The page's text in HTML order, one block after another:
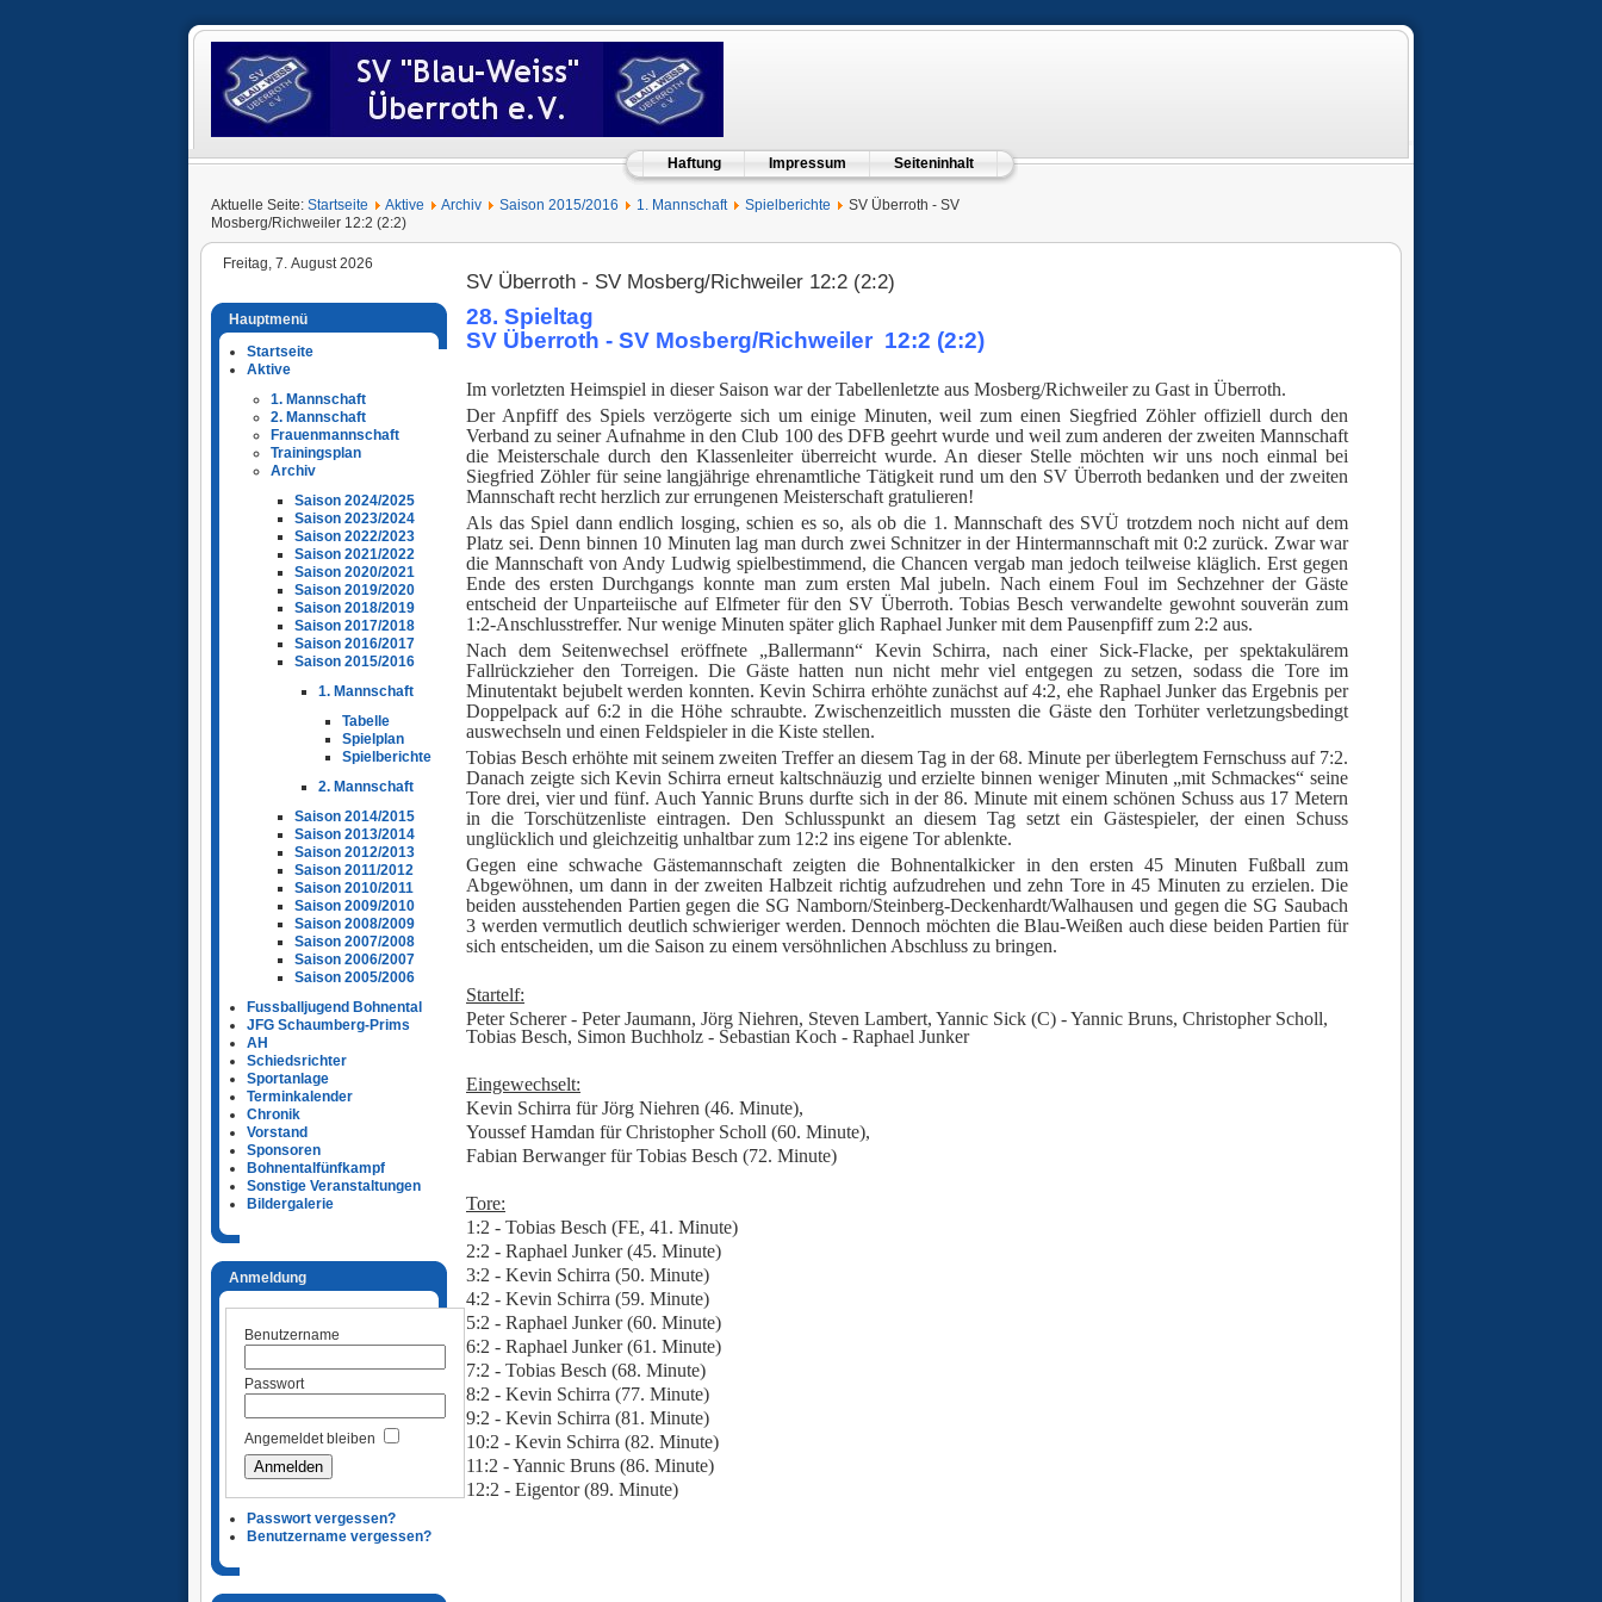
Haftung Impressum Seiteninhalt
Aktuelle Seite: Startseite Aktive Archiv Saison 2015/2016 1. Mannschaft Spielberichte
SV Überroth - SV
Mosberg/Richweiler 12:2 (2:2)
Freitag, 7. August 2026
Hauptmenü
Startseite
Aktive
1. Mannschaft
2. Mannschaft
Frauenmannschaft
Trainingsplan
Archiv
Saison 2024/2025
Saison 2023/2024
Saison 2022/2023
Saison 2021/2022
Saison 2020/2021
Saison 2019/2020
Saison 2018/2019
Saison 2017/2018
Saison 2016/2017
Saison 2015/2016
1. Mannschaft
Tabelle
Spielplan
Spielberichte
2. Mannschaft
Saison 2014/2015
Saison 2013/2014
Saison 2012/2013
Saison 2011/2012
Saison 2010/2011
Saison 2009/2010
Saison 2008/2009
Saison 2007/2008
Saison 2006/2007
Saison 2005/2006
Fussballjugend Bohnental
JFG Schaumberg-Prims
AH
Schiedsrichter
Sportanlage
Terminkalender
Chronik
Vorstand
Sponsoren
Bohnentalfünfkampf
Sonstige Veranstaltungen
Bildergalerie
Anmeldung
Benutzername
Passwort
Angemeldet bleiben
Passwort vergessen?
Benutzername vergessen?
SV Überroth - SV Mosberg/Richweiler 12:2 (2:2)
28. Spieltag
SV Überroth - SV Mosberg/Richweiler 12:2 (2:2)
Im vorletzten Heimspiel in dieser Saison war der Tabellenletzte aus Mosberg/Richweiler zu Gast in Überroth.
Der Anpfiff des Spiels verzögerte sich um einige Minuten, weil zum einen Siegfried Zöhler offiziell durch den
Verband zu seiner Aufnahme in den Club 100 des DFB geehrt wurde und weil zum anderen der zweiten Mannschaft
die Meisterschale durch den Klassenleiter überreicht wurde. An dieser Stelle möchten wir uns noch einmal bei
Siegfried Zöhler für seine langjährige ehrenamtliche Tätigkeit rund um den SV Überroth bedanken und der zweiten
Mannschaft recht herzlich zur errungenen Meisterschaft gratulieren!
Als das Spiel dann endlich losging, schien es so, als ob die 1. Mannschaft des SVÜ trotzdem noch nicht auf dem
Platz sei. Denn binnen 10 Minuten lag man durch zwei Schnitzer in der Hintermannschaft mit 0:2 zurück. Zwar war
die Mannschaft von Andy Ludwig spielbestimmend, die Chancen vergab man jedoch teilweise kläglich. Erst gegen
Ende des ersten Durchgangs konnte man zum ersten Mal jubeln. Nach einem Foul im Sechzehner der Gäste
entscheid der Unparteiische auf Elfmeter für den SV Überroth. Tobias Besch verwandelte gewohnt souverän zum
1:2-Anschlusstreffer. Nur wenige Minuten später glich Raphael Junker mit dem Pausenpfiff zum 2:2 aus.
Nach dem Seitenwechsel eröffnete „Ballermann“ Kevin Schirra, nach einer Sick-Flacke, per spektakulärem
Fallrückzieher den Torreigen. Die Gäste hatten nun nicht mehr viel entgegen zu setzen, sodass die Tore im
Minutentakt bejubelt werden konnten. Kevin Schirra erhöhte zunächst auf 4:2, ehe Raphael Junker das Ergebnis per
Doppelpack auf 6:2 in die Höhe schraubte. Zwischenzeitlich mussten die Gäste den Torhüter verletzungsbedingt
auswechseln und einen Feldspieler in die Kiste stellen.
Tobias Besch erhöhte mit seinem zweiten Treffer an diesem Tag in der 68. Minute per überlegtem Fernschuss auf 7:2.
Danach zeigte sich Kevin Schirra erneut kaltschnäuzig und erzielte binnen weniger Minuten „mit Schmackes“ seine
Tore drei, vier und fünf. Auch Yannic Bruns durfte sich in der 86. Minute mit einem schönen Schuss aus 17 Metern
in die Torschützenliste eintragen. Den Schlusspunkt an diesem Tag setzt ein Gästespieler, der einen Schuss
unglücklich und gleichzeitig unhaltbar zum 12:2 ins eigene Tor ablenkte.
Gegen eine schwache Gästemannschaft zeigten die Bohnentalkicker in den ersten 45 Minuten Fußball zum
Abgewöhnen, um dann in der zweiten Halbzeit richtig aufzudrehen und zehn Tore in 45 Minuten zu erzielen. Die
beiden ausstehenden Partien gegen die SG Namborn/Steinberg-Deckenhardt/Walhausen und gegen die SG Saubach
3 werden vermutlich deutlich schwieriger werden. Dennoch möchten die Blau-Weißen auch diese beiden Partien für
sich entscheiden, um die Saison zu einem versöhnlichen Abschluss zu bringen.
Startelf:
Peter Scherer - Peter Jaumann, Jörg Niehren, Steven Lambert, Yannic Sick (C) - Yannic Bruns, Christopher Scholl,
Tobias Besch, Simon Buchholz - Sebastian Koch - Raphael Junker
Eingewechselt:
Kevin Schirra für Jörg Niehren (46. Minute),
Youssef Hamdan für Christopher Scholl (60. Minute),
Fabian Berwanger für Tobias Besch (72. Minute)
Tore:
1:2 - Tobias Besch (FE, 41. Minute)
2:2 - Raphael Junker (45. Minute)
3:2 - Kevin Schirra (50. Minute)
4:2 - Kevin Schirra (59. Minute)
5:2 - Raphael Junker (60. Minute)
6:2 - Raphael Junker (61. Minute)
7:2 - Tobias Besch (68. Minute)
8:2 - Kevin Schirra (77. Minute)
9:2 - Kevin Schirra (81. Minute)
10:2 - Kevin Schirra (82. Minute)
11:2 - Yannic Bruns (86. Minute)
12:2 - Eigentor (89. Minute)